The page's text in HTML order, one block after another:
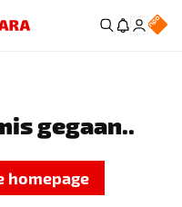
gegaan..
homepage